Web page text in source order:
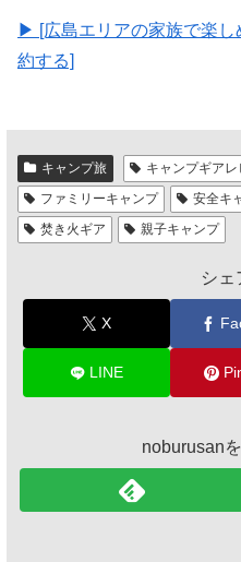
▶︎ [広島エリアの家族で楽
約する]
キャンプ旅 キャンプギアレ
ファミリーキャンプ
安全キ
焚き火ギア
親子キャンプ
シェ
X
LINE
noburusan